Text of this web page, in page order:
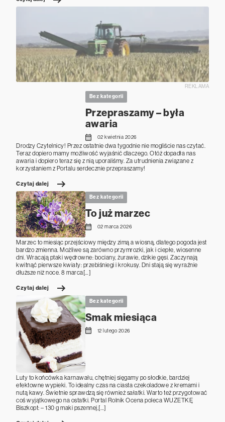
REKLAMA
Bez kategorii
Przepraszamy – była
awaria
02 kwietnia 2026
Drodzy Czytelnicy! Przez ostatnie dwa tygodnie nie mogliście nas czytać.
Teraz dopiero mamy możliwość wyjaśnić dlaczego. Otóż dopadła nas
awaria i dopiero teraz się z nią uporaliśmy. Za utrudnienia związane z
korzystaniem z Portalu serdecznie przepraszamy!
Czytaj dalej
Bez kategorii
To już marzec
02 marca 2026
Marzec to miesiąc przejściowy między zimą a wiosną, dlatego pogoda jest
bardzo zmienna. Możliwe są zarówno przymrozki, jak i ciepłe, wiosenne
dni. Wracają ptaki wędrowne: bociany, żurawie, dzikie gęsi. Zaczynają
kwitnąć pierwsze kwiaty: przebiśniegi i krokusy. Dni stają się wyraźnie
dłuższe niż noce. 8 marca[…]
Czytaj dalej
Bez kategorii
Smak miesiąca
12 lutego 2026
Luty to końcówka karnawału, chętniej sięgamy po słodkie, bardziej
efektowne wypieki. To idealny czas na ciasta czekoladowe z kremami i
nutą kawy. Świetnie sprawdzą się również sałatki. Warto też przygotować
coś wyjątkowego na ostatki. Portal Rolnik Ocena poleca WUZETKĘ
Biszkopt: – 130 g maki pszennej,[…]